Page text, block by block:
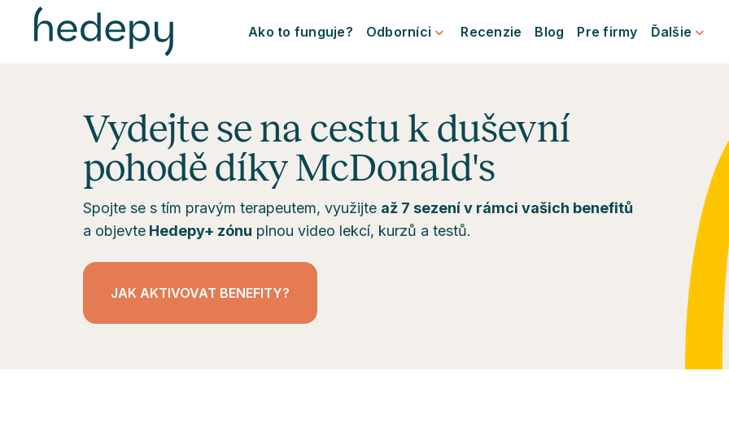
Ako to funguje? Odborníci Recenzie Blog Pre firmy Ďalšie
Vydejte se na cestu k duševní
pohodě díky McDonald's
Spojte se s tím pravým terapeutem, využijte až 7 sezení v rámci vašich benefitů
a objevte Hedepy+ zónu plnou video lekcí, kurzů a testů.
JAK AKTIVOVAT BENEFITY?